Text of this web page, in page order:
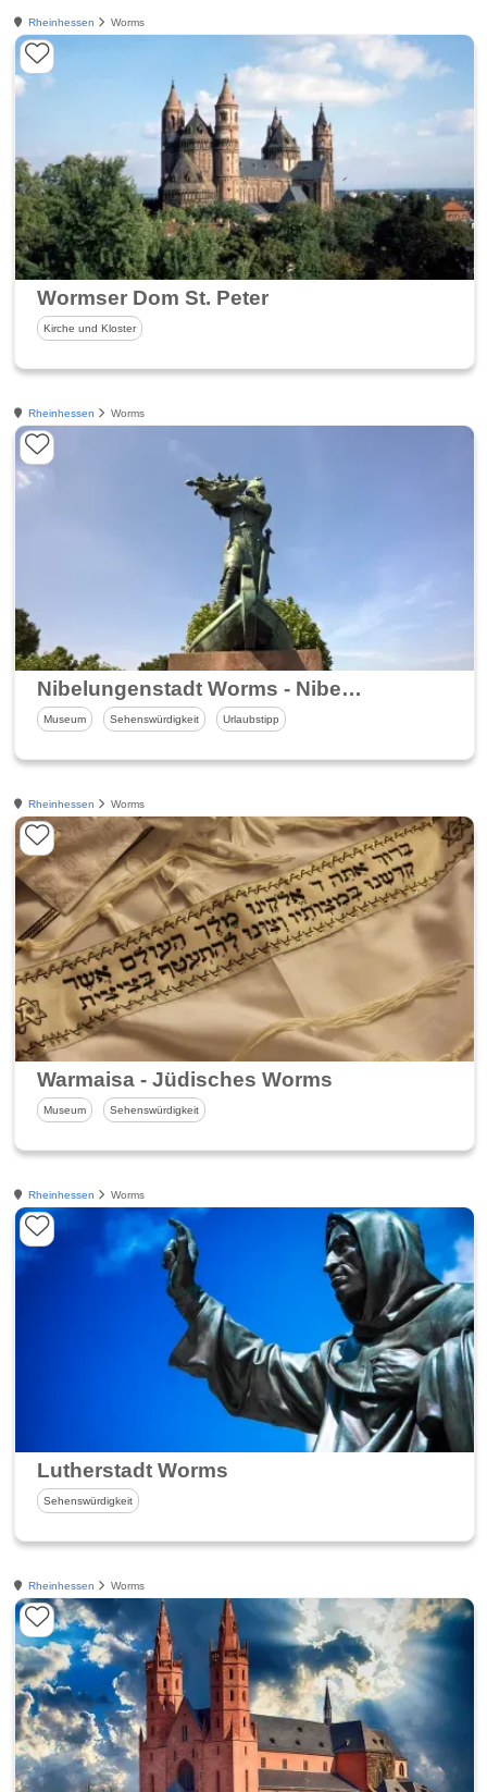
Rheinhessen Worms
Wormser Dom St. Peter
Kirche und Kloster
Rheinhessen Worms
Nibelungenstadt Worms - Nibelungenmuseum und Nibelungenfestspiele
Museum Sehenswürdigkeit Urlaubstipp
Rheinhessen Worms
Warmaisa - Jüdisches Worms
Museum Sehenswürdigkeit
Rheinhessen Worms
Lutherstadt Worms
Sehenswürdigkeit
Rheinhessen Worms